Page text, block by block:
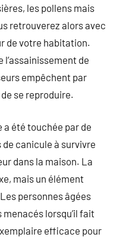
les pollens mais
retrouverez alors avec
de votre habitation.
l’assainissement de
empêchent par
se reproduire.
a été touchée par de
canicule à survivre
dans la maison. La
mais un élément
personnes âgées
lorsqu’il fait
efficace pour